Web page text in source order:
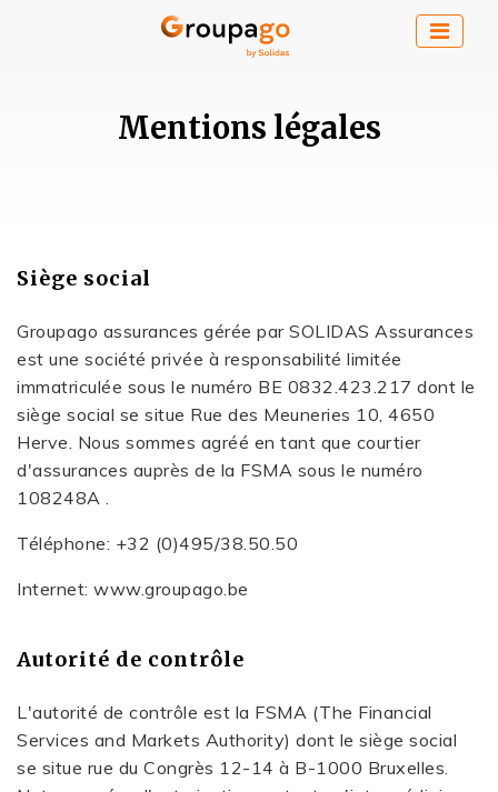
Mentions légales
Siège social
Groupago assurances gérée par SOLIDAS Assurances
est une société privée à responsabilité limitée
immatriculée sous le numéro BE 0832.423.217 dont le
siège social se situe Rue des Meuneries 10, 4650
Herve. Nous sommes agréé en tant que courtier
d'assurances auprès de la FSMA sous le numéro
108248A .
Téléphone: +32 (0)495/38.50.50
Internet: www.groupago.be
Autorité de contrôle
L'autorité de contrôle est la FSMA (The Financial
Services and Markets Authority) dont le siège social
se situe rue du Congrès 12-14 à B-1000 Bruxelles.